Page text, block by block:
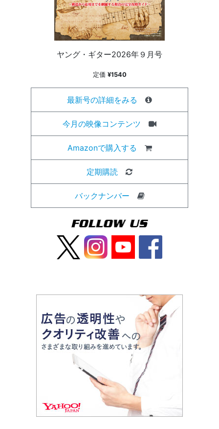
ヤング・ギター2026年９月号
定価 ¥1540
最新号の詳細をみる
今月の映像コンテンツ
Amazonで購入する
定期購読
バックナンバー